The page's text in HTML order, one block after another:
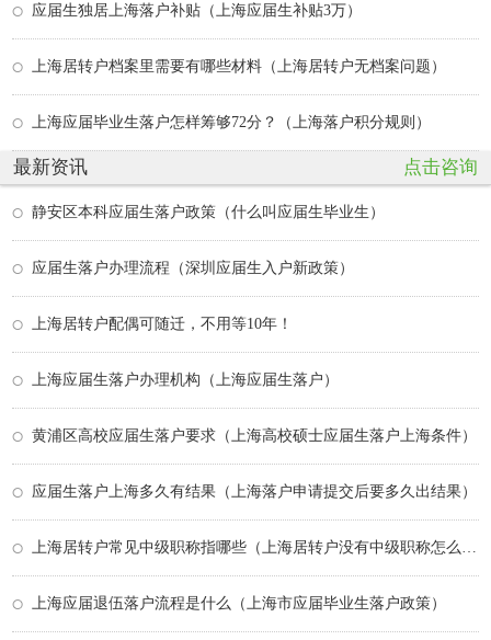
应届生独居上海落户补贴（上海应届生补贴3万）
上海居转户档案里需要有哪些材料（上海居转户无档案问题）
上海应届毕业生落户怎样筹够72分？（上海落户积分规则）
最新资讯 点击咨询
静安区本科应届生落户政策（什么叫应届生毕业生）
应届生落户办理流程（深圳应届生入户新政策）
上海居转户配偶可随迁，不用等10年！
上海应届生落户办理机构（上海应届生落户）
黄浦区高校应届生落户要求（上海高校硕士应届生落户上海条件）
应届生落户上海多久有结果（上海落户申请提交后要多久出结果）
上海应届退伍落户流程是什么（上海市应届毕业生落户政策）